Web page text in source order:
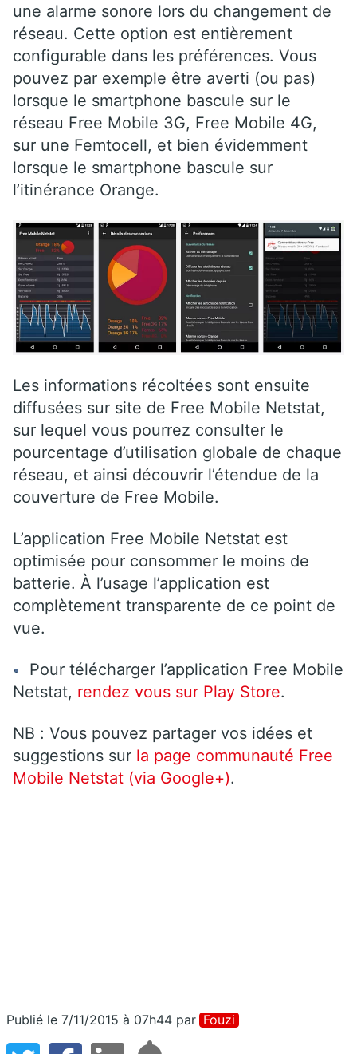
une alarme sonore lors du changement de
réseau. Cette option est entièrement
configurable dans les préférences. Vous
pouvez par exemple être averti (ou pas)
lorsque le smartphone bascule sur le
réseau Free Mobile 3G, Free Mobile 4G,
sur une Femtocell, et bien évidemment
lorsque le smartphone bascule sur
l’itinérance Orange.
Les informations récoltées sont ensuite
diffusées sur site de Free Mobile Netstat,
sur lequel vous pourrez consulter le
pourcentage d’utilisation globale de chaque
réseau, et ainsi découvrir l’étendue de la
couverture de Free Mobile.
L’application Free Mobile Netstat est
optimisée pour consommer le moins de
batterie. À l’usage l’application est
complètement transparente de ce point de
vue.
Pour télécharger l’application Free Mobile
Netstat, rendez vous sur Play Store.
NB : Vous pouvez partager vos idées et
suggestions sur la page communauté Free
Mobile Netstat (via Google+).
Publié le 7/11/2015 à 07h44 par Fouzi